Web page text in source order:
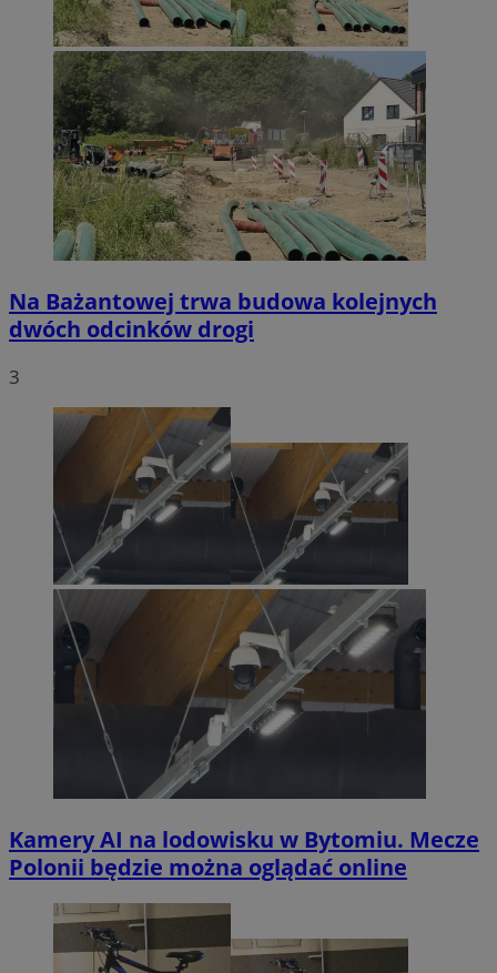
Na Bażantowej trwa budowa kolejnych
dwóch odcinków drogi
3
Kamery AI na lodowisku w Bytomiu. Mecze
Polonii będzie można oglądać online